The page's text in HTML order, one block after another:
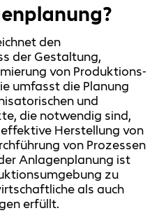
den
der Gestaltung,
von Produktions-
umfasst die Planung
und
die notwendig sind,
Herstellung von
von Prozessen
Anlagenplanung ist
zu
als auch
erfüllt.